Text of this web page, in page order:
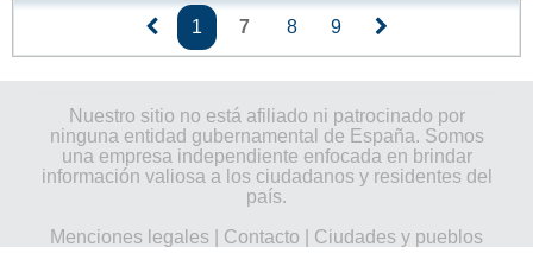
1 7 8 9
Nuestro sitio no está afiliado ni patrocinado por
ninguna entidad gubernamental de España. Somos
una empresa independiente enfocada en brindar
información valiosa a los ciudadanos y residentes del
país.
Menciones legales
Contacto
Ciudades y pueblos